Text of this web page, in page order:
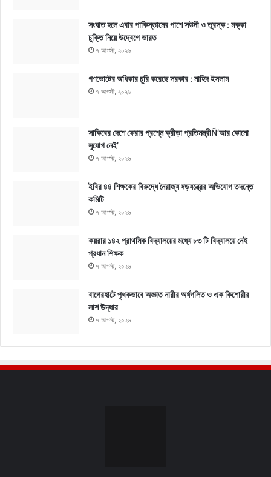
সংঘাত হলে এবার পাকিস্তানের পাশে সউদী ও তুরস্ক : মক্কা
চুক্তি নিয়ে উদ্বেগে ভারত
৭ আগস্ট, ২০২৬
গণভোটের অধিকার চুরি করেছে সরকার : নাহিদ ইসলাম
৭ আগস্ট, ২০২৬
সাকিবের দেশে ফেরার প্রশ্নে ক্রীড়া প্রতিমন্ত্রীÑ‘আর কোনো
সুযোগ নেই’
৭ আগস্ট, ২০২৬
ইবির ৪৪ শিক্ষকের বিরুদ্ধে নৈরাজ্য ষড়যন্ত্রের অভিযোগ তদন্তে
কমিটি
৭ আগস্ট, ২০২৬
কয়রার ১৪২ প্রাথমিক বিদ্যালয়ের মধ্যে ৮৩ টি বিদ্যালয়ে নেই
প্রধান শিক্ষক
৭ আগস্ট, ২০২৬
বাগেরহাটে পৃথকভাবে অজ্ঞাত নারীর অর্ধগলিত ও এক কিশোরীর
লাশ উদ্ধার
৭ আগস্ট, ২০২৬